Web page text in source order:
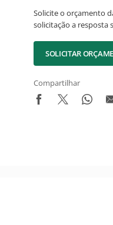
Solicite o orçamento
solicitação a resposta
SOLICITAR
Compartilhar